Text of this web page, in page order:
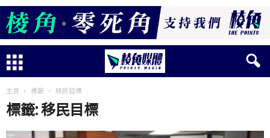
主頁 標籤 移民目標
標籤: 移民目標